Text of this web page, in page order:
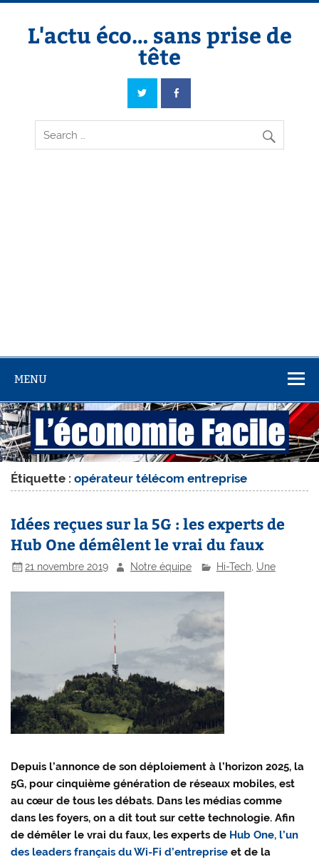
Skip
contentL'actu éco… sans prise de
tête
L'actu éco… sans prise de tête
MENU
Étiquette :opérateur télécom entreprise
Idées reçues sur la 5G : les experts de
Hub One démêlent le vrai du faux
21 novembre 2019 Notre équipe Hi-Tech, Une
Depuis l’annonce de son déploiement à l’horizon 2025, la
5G, pour cinquième génération de réseaux mobiles, est
au cœur de tous les débats. Dans les médias comme
dans les foyers, on a dit tout sur cette technologie. Afin
de démêler le vrai du faux, les experts de Hub One, l’un
des leaders français du Wi-Fi d’entreprise et de la